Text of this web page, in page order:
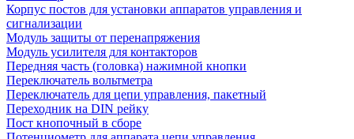
Корпус постов для установки аппаратов управления и
сигнализации
Модуль защиты от перенапряжения
Модуль усилителя для контакторов
Передняя часть (головка) нажимной кнопки
Переключатель вольтметра
Переключатель для цепи управления, пакетный
Переходник на DIN рейку
Пост кнопочный в сборе